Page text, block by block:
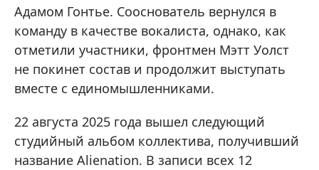
Адамом Гонтье. Сооснователь вернулся в
команду в качестве вокалиста, однако, как
отметили участники, фронтмен Мэтт Уолст
не покинет состав и продолжит выступать
вместе с единомышленниками.
22 августа 2025 года вышел следующий
студийный альбом коллектива , получивший
название Alienation. В записи всех 12